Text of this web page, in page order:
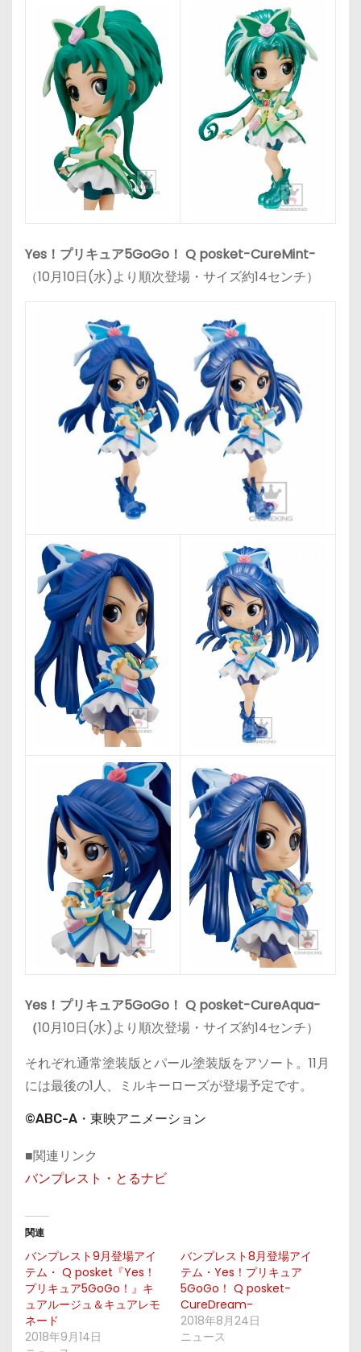
Yes！プリキュア5GoGo！ Q posket-CureMint-
（10月10日(水)より順次登場・サイズ約14センチ）
Yes！プリキュア5GoGo！ Q posket-CureAqua-
（10月10日(水)より順次登場・サイズ約14センチ）
それぞれ通常塗装版とパール塗装版をアソート。11月
には最後の1人、ミルキーローズが登場予定です。
©ABC-A・東映アニメーション
■関連リンク
バンプレスト・とるナビ
関連
バンプレスト9月登場アイ
テム・ Q posket『Yes！
プリキュア5GoGo！』キ
ュアルージュ＆キュアレモ
ネード
2018年9月14日
バンプレスト8月登場アイ
テム・Yes！プリキュア
5GoGo！ Q posket-
CureDream-
2018年8月24日
ニュース